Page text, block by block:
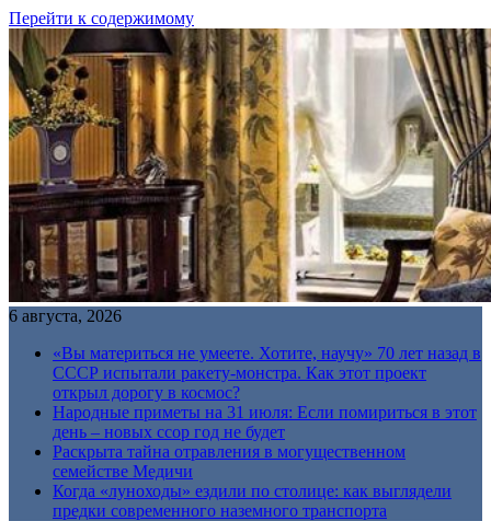
Перейти к содержимому
6 августа, 2026
«Вы материться не умеете. Хотите, научу» 70 лет назад в
СССР испытали ракету-монстра. Как этот проект
открыл дорогу в космос?
Народные приметы на 31 июля: Если помириться в этот
день – новых ссор год не будет
Раскрыта тайна отравления в могущественном
семействе Медичи
Когда «луноходы» ездили по столице: как выглядели
предки современного наземного транспорта